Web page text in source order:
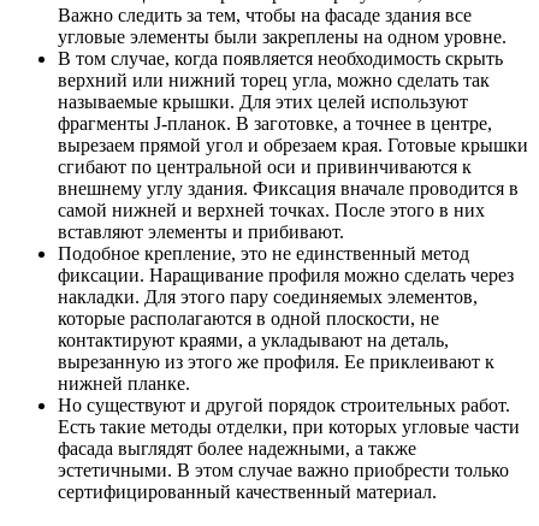
Важно следить за тем, чтобы на фасаде здания все
угловые элементы были закреплены на одном уровне.
В том случае, когда появляется необходимость скрыть
верхний или нижний торец угла, можно сделать так
называемые крышки. Для этих целей используют
фрагменты J-планок. В заготовке, а точнее в центре,
вырезаем прямой угол и обрезаем края. Готовые крышки
сгибают по центральной оси и привинчиваются к
внешнему углу здания. Фиксация вначале проводится в
самой нижней и верхней точках. После этого в них
вставляют элементы и прибивают.
Подобное крепление, это не единственный метод
фиксации. Наращивание профиля можно сделать через
накладки. Для этого пару соединяемых элементов,
которые располагаются в одной плоскости, не
контактируют краями, а укладывают на деталь,
вырезанную из этого же профиля. Ее приклеивают к
нижней планке.
Но существуют и другой порядок строительных работ.
Есть такие методы отделки, при которых угловые части
фасада выглядят более надежными, а также
эстетичными. В этом случае важно приобрести только
сертифицированный качественный материал.